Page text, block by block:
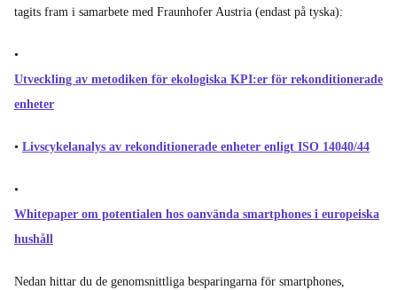
tagits fram i samarbete med Fraunhofer Austria (endast på tyska):
•
Utveckling av metodiken för ekologiska KPI:er för rekonditionerade
enheter
• Livscykelanalys av rekonditionerade enheter enligt ISO 14040/44
•
Whitepaper om potentialen hos oanvända smartphones i europeiska
hushåll
Nedan hittar du de genomsnittliga besparingarna för smartphones,